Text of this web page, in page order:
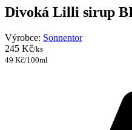
Divoká Lilli sirup
Výrobce: Sonnentor
245 Kč/ks
49 Kč/100ml